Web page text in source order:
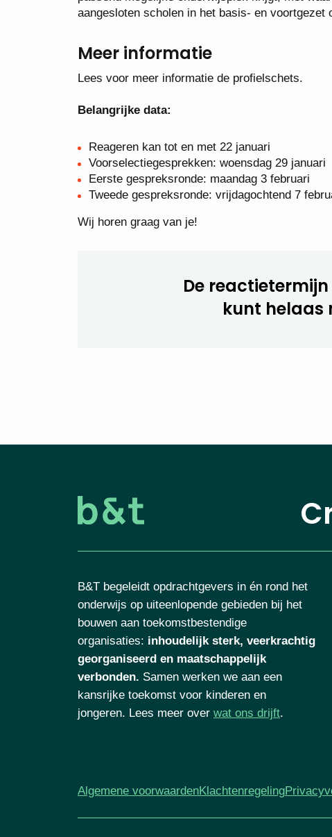
aangesloten scholen in het basis- en voortgezet
Meer informatie
Lees voor meer informatie de profielschets.
Belangrijke data:
Reageren kan tot en met 22 januari
Voorselectiegesprekken: woensdag 29 januari
Eerste gespreksronde: maandag 3 februari
Tweede gespreksronde: vrijdagochtend 7
Wij horen graag van je!
De
kunt helaas
B&T begeleidt opdrachtgevers in én rond het
onderwijs op uiteenlopende gebieden bij het
bouwen aan toekomstbestendige
organisaties: inhoudelijk sterk, veerkrachtig
georganiseerd en maatschappelijk
verbonden. Samen werken we aan een
kansrijke toekomst voor kinderen en
jongeren. Lees meer over wat ons drijft.
Algemene voorwaardenKlachtenregeling